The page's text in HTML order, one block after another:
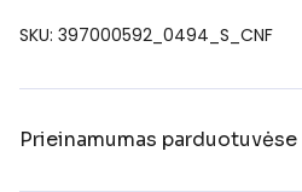
SKU: 397000592_0494_S_CNF
Prieinamumas parduotuvėse